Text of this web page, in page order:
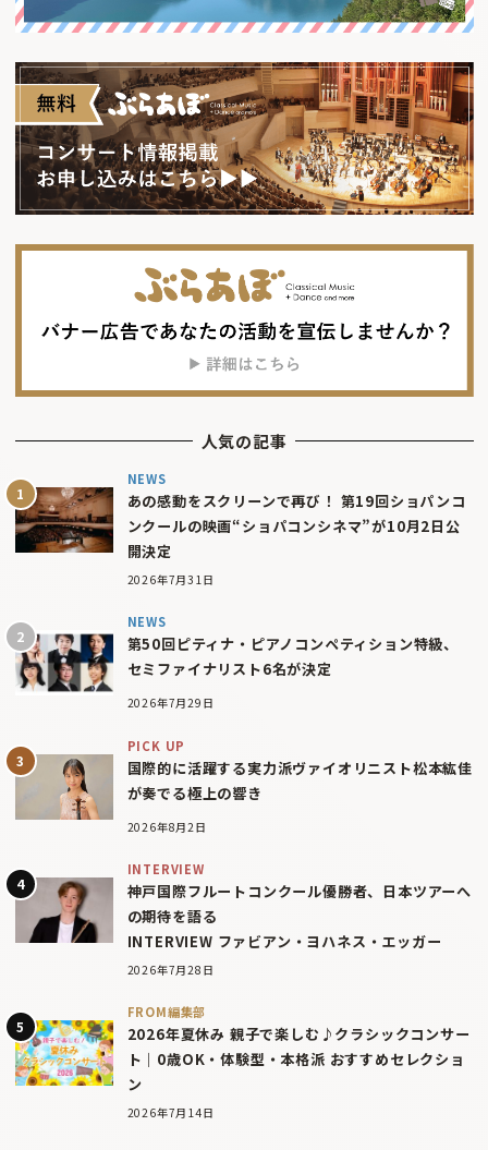
人気の記事
NEWS
あの感動をスクリーンで再び！ 第19回ショパンコ
ンクールの映画“ショパコンシネマ”が10月2日公
開決定
2026年7月31日
NEWS
第50回ピティナ・ピアノコンペティション特級、
セミファイナリスト6名が決定
2026年7月29日
PICK UP
国際的に活躍する実力派ヴァイオリニスト松本紘佳
が奏でる極上の響き
2026年8月2日
INTERVIEW
神戸国際フルートコンクール優勝者、日本ツアーへ
の期待を語る
INTERVIEW ファビアン・ヨハネス・エッガー
2026年7月28日
FROM編集部
2026年夏休み 親子で楽しむ♪クラシックコンサー
ト｜0歳OK・体験型・本格派 おすすめセレクショ
ン
2026年7月14日